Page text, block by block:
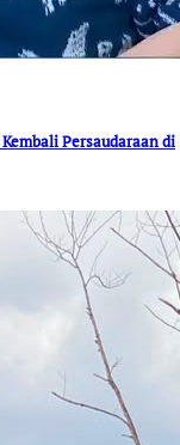
Persaudaraan di